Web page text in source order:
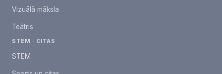
Vizuālā māksla
Teātris
STEM · CITAS
STEM